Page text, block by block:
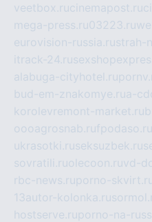
veetbox.rucinemapost.ru
mega-press.ru03223.ru
eurovision-russia.rustrah-
itrack-24.ru
alabuga-cityhotel.ru
bud-em-znakomye.rua-
korolevremont-market.ru
oooagrosnab.rufpodaso.ru
ukrasotki.ruseksuzbek.ru
sovratili.ruolecoon.ruvd-
rbc-news.ruporno-
13autor-kolonka.ru
hostserve.ruporno-na-